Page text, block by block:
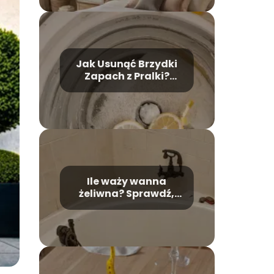
Jak Usunąć Brzydki
Zapach z Pralki?
Skuteczne Domowe
Metody
Ile waży wanna
żeliwna? Sprawdź,